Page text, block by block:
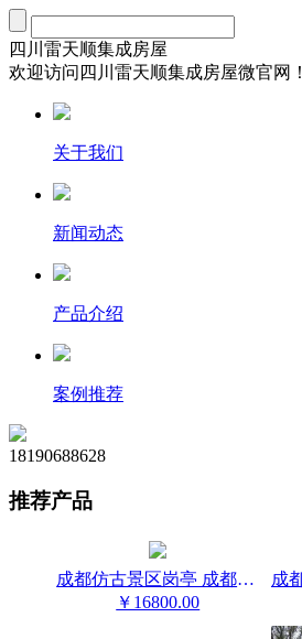
四川雷天顺集成房屋
欢迎访问四川雷天顺集成房屋微官网！
关于我们
新闻动态
产品介绍
案例推荐
18190688628
推荐产品
成都仿古景区岗亭 成都岗亭 四川岗亭厂家
￥16800.00